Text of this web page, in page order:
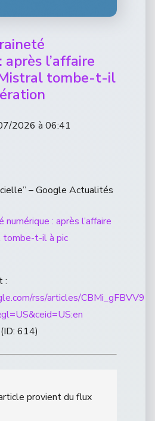
après l’affaire
tombe-t-il
2026 à 06:41
– Google Actualités
: après l’affaire
tombe-t-il à pic
:
rss/articles/
614)
provient du flux